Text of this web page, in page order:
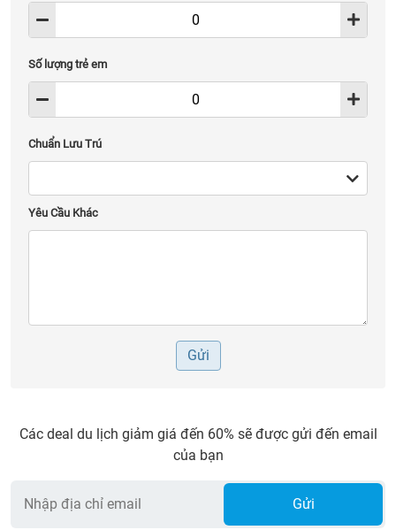
Số lượng trẻ em
Chuẩn Lưu Trú
Yêu Cầu Khác
Gửi
Các deal du lịch giảm giá đến 60% sẽ được gửi đến email
của bạn
Gửi